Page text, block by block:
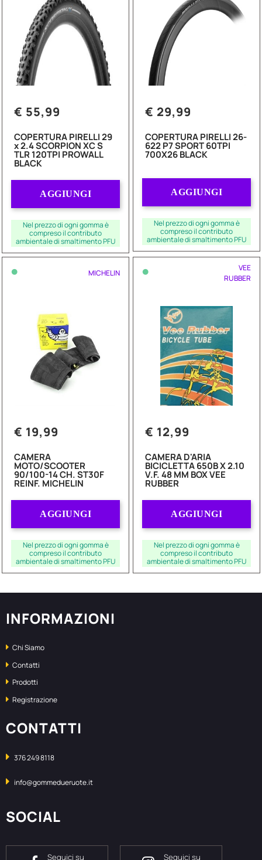
€ 55,99
COPERTURA PIRELLI 29
x 2.4 SCORPION XC S
TLR 120TPI PROWALL
BLACK
AGGIUNGI
Nel prezzo di ogni gomma è
compreso il contributo
ambientale di smaltimento PFU
€ 29,99
COPERTURA PIRELLI 26-
622 P7 SPORT 60TPI
700X26 BLACK
AGGIUNGI
Nel prezzo di ogni gomma è
compreso il contributo
ambientale di smaltimento PFU
• MICHELIN
€ 19,99
CAMERA
MOTO/SCOOTER
90/100-14 CH. ST30F
REINF. MICHELIN
AGGIUNGI
Nel prezzo di ogni gomma è
compreso il contributo
ambientale di smaltimento PFU
•
VEE
RUBBER
€ 12,99
CAMERA D'ARIA
BICICLETTA 650B X 2.10
V.F. 48 MM BOX VEE
RUBBER
AGGIUNGI
Nel prezzo di ogni gomma è
compreso il contributo
ambientale di smaltimento PFU
INFORMAZIONI
Chi Siamo
Contatti
Prodotti
Registrazione
CONTATTI
376 249 8118
info@gommedueruote.it
SOCIAL
Seguici su Seguici su